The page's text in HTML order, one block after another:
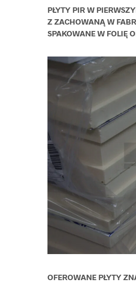
PŁYTY PIR W
Z ZACHOWANĄ W
SPAKOWANE W FOLIĘ
OFEROWANE PŁYTY